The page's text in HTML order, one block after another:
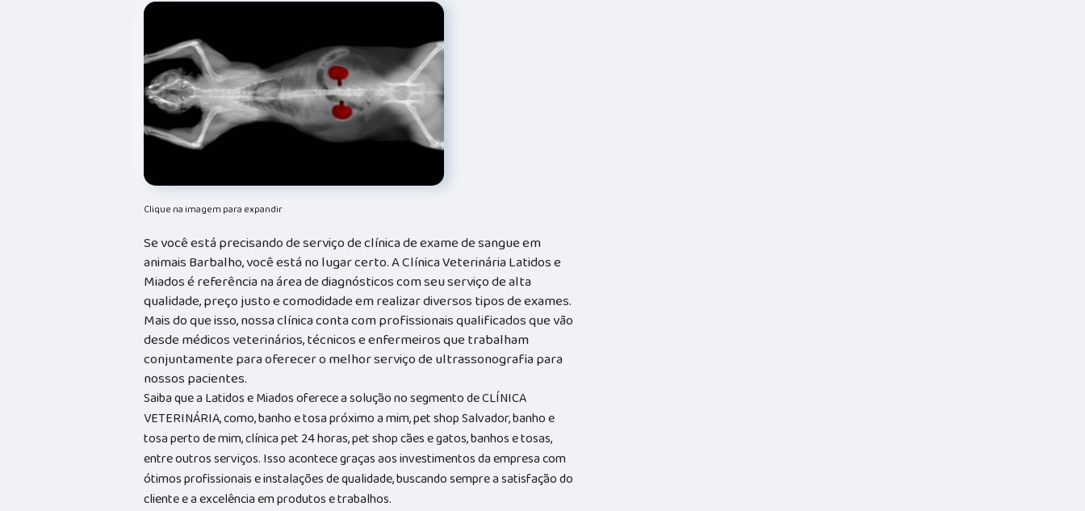
Clique na imagem para expandir
Se você está precisando de serviço de clínica de exame de sangue em
animais Barbalho, você está no lugar certo. A Clínica Veterinária Latidos e
Miados é referência na área de diagnósticos com seu serviço de alta
qualidade, preço justo e comodidade em realizar diversos tipos de exames.
Mais do que isso, nossa clínica conta com profissionais qualificados que vão
desde médicos veterinários, técnicos e enfermeiros que trabalham
conjuntamente para oferecer o melhor serviço de ultrassonografia para
nossos pacientes.
Saiba que a Latidos e Miados oferece a solução no segmento de CLÍNICA
VETERINÁRIA, como, banho e tosa próximo a mim, pet shop Salvador, banho e
tosa perto de mim, clínica pet 24 horas, pet shop cães e gatos, banhos e tosas,
entre outros serviços. Isso acontece graças aos investimentos da empresa com
ótimos profissionais e instalações de qualidade, buscando sempre a satisfação do
cliente e a excelência em produtos e trabalhos.